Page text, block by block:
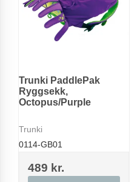
Trunki PaddlePak
Ryggsekk,
Octopus/Purple
Trunki
0114-GB01
489 kr.